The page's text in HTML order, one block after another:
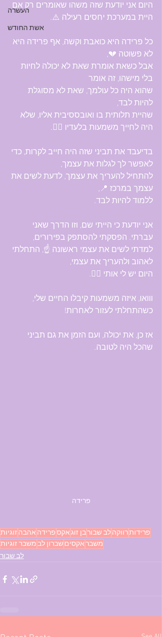
העשרה
אשת החודש
היום אני יודעת שזה משהו שאומרים רק אם
היית במערכת יחסים רעילה ⚠️.
כל פרידה היא כואבת וקשה, אף פרידה היא
לא פשוטה 💔,
אבל כשאת אומרת שאת לא יכולה לחיות
בלי מישהו, זה אומר
שהוא היה כל עולמך, שאת לא מסוגלת
להיות לבד,
שהיית תלותית בו ואובססיבית אליו, שלא
היה לחייך משמעות בלעדיו 🤷‍♀️.
בדיעבד את תביני שזה היה חייב לקרות, כדי
לאפשר לך לגלות את עצמך,
להתחיל להעריך את עצמך, לדעת לשים את
עצמך במרכז 📍,
ללמוד להיות לבד.
אני יודעת כי הייתי שם, וזו הדרך שאני
עברתי. הפסקתי להסתפק בפירורים,
למדתי לשים את עצמי ראשונה ☝️, התחלתי
לאהוב ולהעריך את עצמי,
היום יש לי אותי 💁‍♀️.
ווואו, איזה משמעות קיבלו החיים שלי,
כשהתחלתי לעזור לאחרות!
אז כן, את יכולה, ועם הזמן את גם תביני
שהכל היה לטובה.
פרידה
זוגיותאהבה פרידהאקסבן זוגלב שבוררווקהפרידות
משבר זוגיותשברון לבאקסיםמשבר
לב שבור